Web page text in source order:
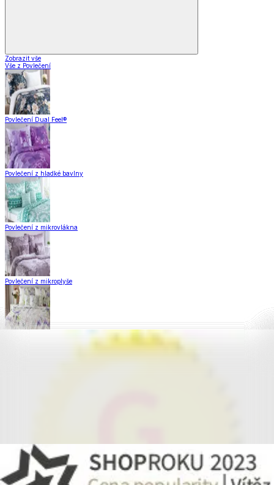
Zobrazit vše
Vše z Povlečení
Povlečení Dual Feel®
Povlečení z hladké bavlny
Povlečení z mikrovlákna
Povlečení z mikroplyše
Krepové povlečení